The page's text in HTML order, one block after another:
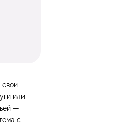
или
—
с